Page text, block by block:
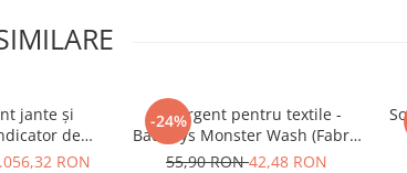
jante și
de
D-Tox
RON
-24%
Detergent pentru textile -
BadBoys Monster Wash (Fabric
Cleaner) (500ml)
55,90 RON42,48 RON